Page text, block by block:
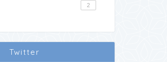
2
Twitter